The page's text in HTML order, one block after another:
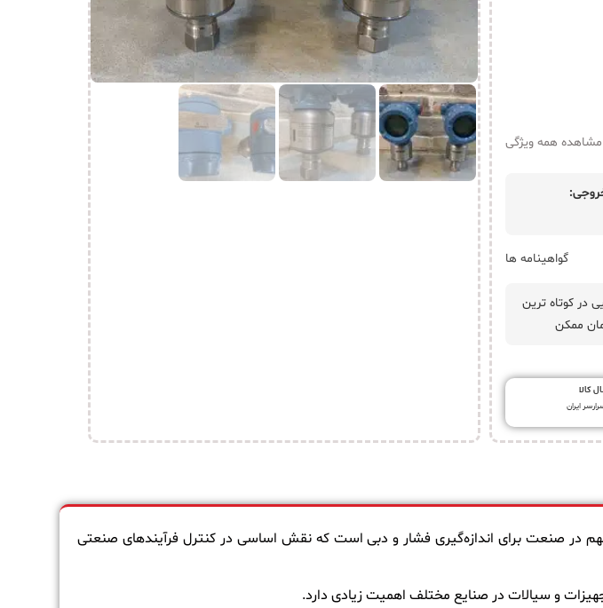
مشاهده همه ویژگی
گواهینامه ها
در کوتاه ترین
ممکن
کالا
ایران
در صنعت برای اندازه‌گیری فشار و دبی است که نقش اساسی در کنترل فرآیندهای صنعتی
و سیالات در صنایع مختلف اهمیت زیادی دارد.